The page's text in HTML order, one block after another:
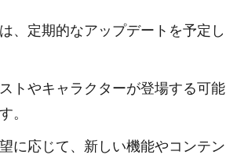
、定期的なアップデートを予定し
トやキャラクターが登場する可能
。
に応じて、新しい機能やコンテン